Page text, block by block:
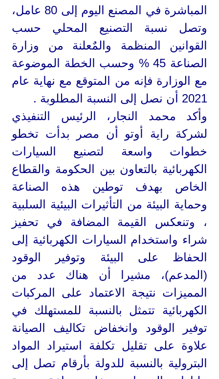
المباشرة في المصنع اليوم إلى 80 عامل،
وتصل نسبة التصنيع المحلي حسب
القوانين المنظمة والمٌعلنة من وزارة
الصناعة 45 % وحسب الخطة الموضوعة
مع الوزارة فإنه من المتوقع مع نهاية عام
2021 أن نصل إلى النسبة المطلوبة .
وأكد محمد النجار، الرئيس التنفيذي
لشركة راية أوتو أن مصر بدأت تخطو
خطوات واسعة لتصنيع السيارات
الكهربائية بالتعاون بين الحكومة والقطاع
الخاص بهدف توطين هذه الصناعة
وحماية البيئة من التأثيرات البيئية السلبية
، وتنعكس القيمة المضافة في تحفيز
شراء واستخدام السيارات الكهربائية إلى
الحفاظ على البيئة وتوفير الوقود
(المدعم)، مشيرا أن هناك عدد من
المميزات نتيجة الاعتماد على المركبات
الكهربائية تتمثل بالنسبة للمستهلك في
توفير الوقود وانخفاض تكاليف الصيانة
علاوة على تقليل تكلفة استيراد المواد
البترولية بالنسبة للدولة بأرقام تصل إلى